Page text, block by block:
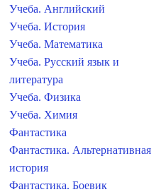
Учеба. Английский
Учеба. История
Учеба. Математика
Учеба. Русский язык и
литература
Учеба. Физика
Учеба. Химия
Фантастика
Фантастика. Альтернативная
история
Фантастика. Боевик